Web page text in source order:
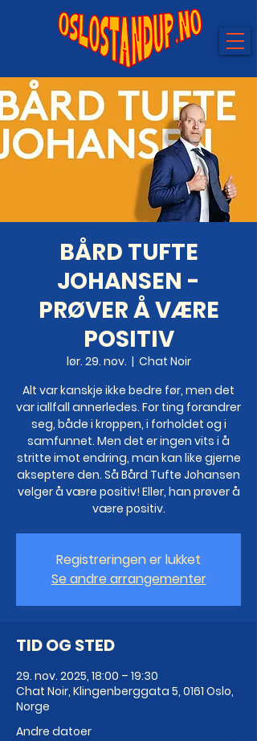
BÅRD TUFTE
JOHANSEN -
PRØVER Å VÆRE
POSITIV
lør. 29. nov.
  |
Chat Noir
Alt var kanskje ikke bedre før, men det
var iallfall annerledes. For ting forandrer
seg, både i kroppen, i forholdet og i
samfunnet. Men det er ingen vits i å
stritte imot endring, man kan like gjerne
akseptere den. Så Bård Tufte Johansen
velger å være positiv! Eller, han prøver å
være positiv.
Registreringen er lukket
Se andre arrangementer
TID OG STED
29. nov. 2025, 18:00 – 19:30
Chat Noir, Klingenberggata 5, 0161 Oslo,
Norge
Andre datoer